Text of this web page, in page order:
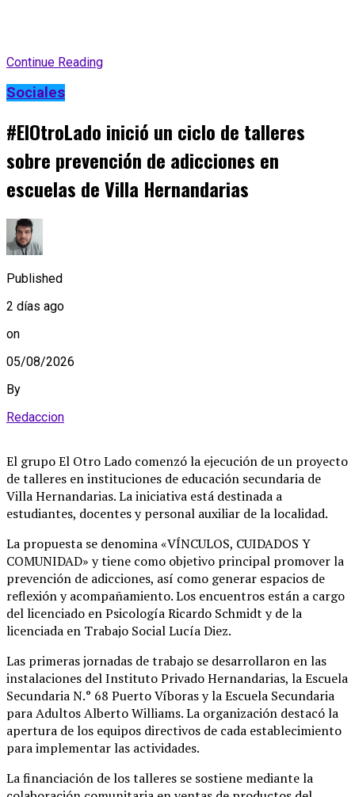
Continue Reading
Sociales
#ElOtroLado inició un ciclo de talleres
sobre prevención de adicciones en
escuelas de Villa Hernandarias
Published
2 días ago
on
05/08/2026
By
Redaccion
El grupo El Otro Lado comenzó la ejecución de un proyecto
de talleres en instituciones de educación secundaria de
Villa Hernandarias. La iniciativa está destinada a
estudiantes, docentes y personal auxiliar de la localidad.
La propuesta se denomina «VÍNCULOS, CUIDADOS Y
COMUNIDAD» y tiene como objetivo principal promover la
prevención de adicciones, así como generar espacios de
reflexión y acompañamiento. Los encuentros están a cargo
del licenciado en Psicología Ricardo Schmidt y de la
licenciada en Trabajo Social Lucía Diez.
Las primeras jornadas de trabajo se desarrollaron en las
instalaciones del Instituto Privado Hernandarias, la Escuela
Secundaria N.° 68 Puerto Víboras y la Escuela Secundaria
para Adultos Alberto Williams. La organización destacó la
apertura de los equipos directivos de cada establecimiento
para implementar las actividades.
La financiación de los talleres se sostiene mediante la